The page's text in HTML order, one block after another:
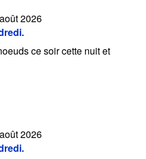
2026
ce soir cette nuit et
2026